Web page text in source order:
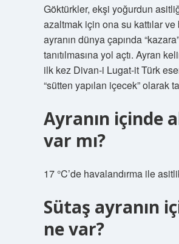
Göktürkler, ekşi yoğurdun
azaltmak için ona su kattılar ve
ayranın dünya çapında “kazara”
tanıtılmasına yol açtı. Ayran
ilk kez Divan-i Lugat-it Türk
“sütten yapılan içecek” olarak
Ayranın içinde
var mı?
17 °C’de havalandırma ile
Sütaş ayranın
ne var?